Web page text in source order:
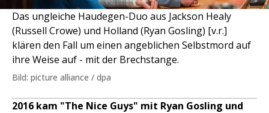
Das ungleiche Haudegen-Duo aus Jackson Healy
(Russell Crowe) und Holland (Ryan Gosling) [v.r.]
klären den Fall um einen angeblichen Selbstmord auf
ihre Weise auf - mit der Brechstange.
Bild: picture alliance / dpa
2016 kam "The Nice Guys" mit Ryan Gosling und